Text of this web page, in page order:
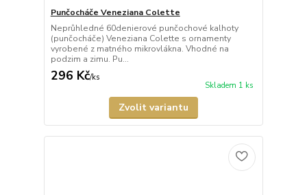
Punčocháče Veneziana Colette
Neprůhledné 60denierové punčochové kalhoty
(punčocháče) Veneziana Colette s ornamenty
vyrobené z matného mikrovlákna. Vhodné na
podzim a zimu. Pu...
296 Kč/ks
Skladem 1 ks
Zvolit variantu